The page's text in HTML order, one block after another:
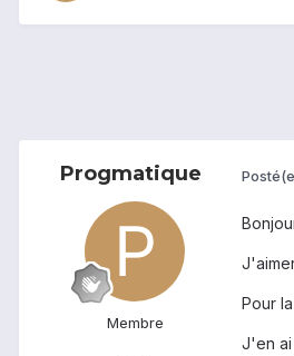
Progmatique
Membre
Pour
J'en ai